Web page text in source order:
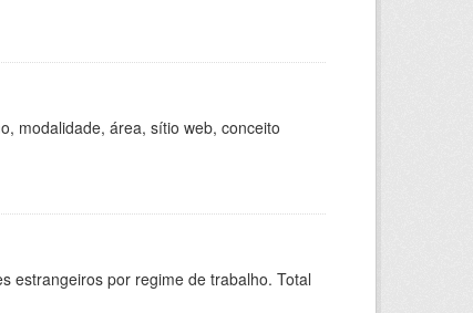
modalidade, área, sítio web, conceito
estrangeiros por regime de trabalho. Total